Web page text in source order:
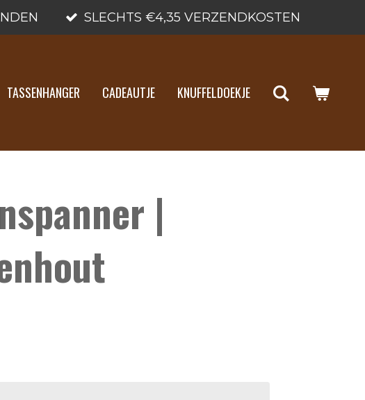
SLECHTS €4,35 VERZENDKOSTEN
TASSENHANGER CADEAUTJE KNUFFELDOEKJE
|